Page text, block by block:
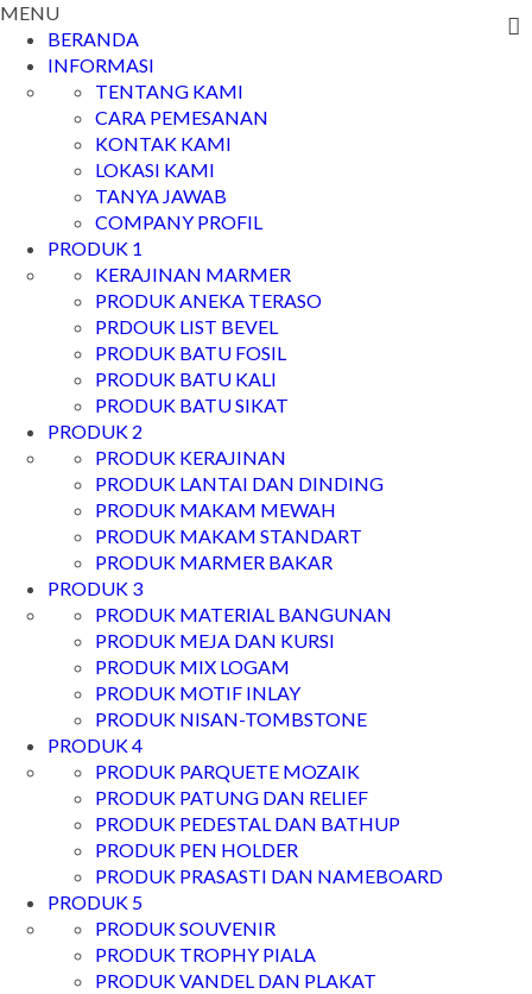
MENU
BERANDA
INFORMASI
TENTANG KAMI
CARA PEMESANAN
KONTAK KAMI
LOKASI KAMI
TANYA JAWAB
COMPANY PROFIL
PRODUK 1
KERAJINAN MARMER
PRODUK ANEKA TERASO
PRDOUK LIST BEVEL
PRODUK BATU FOSIL
PRODUK BATU KALI
PRODUK BATU SIKAT
PRODUK 2
PRODUK KERAJINAN
PRODUK LANTAI DAN DINDING
PRODUK MAKAM MEWAH
PRODUK MAKAM STANDART
PRODUK MARMER BAKAR
PRODUK 3
PRODUK MATERIAL BANGUNAN
PRODUK MEJA DAN KURSI
PRODUK MIX LOGAM
PRODUK MOTIF INLAY
PRODUK NISAN-TOMBSTONE
PRODUK 4
PRODUK PARQUETE MOZAIK
PRODUK PATUNG DAN RELIEF
PRODUK PEDESTAL DAN BATHUP
PRODUK PEN HOLDER
PRODUK PRASASTI DAN NAMEBOARD
PRODUK 5
PRODUK SOUVENIR
PRODUK TROPHY PIALA
PRODUK VANDEL DAN PLAKAT